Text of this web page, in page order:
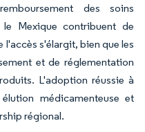
des soins
Mexique contribuent de
l'accès s'élargit, bien que les
et de réglementation
L'adoption réussie à
médicamenteuse et
régional.